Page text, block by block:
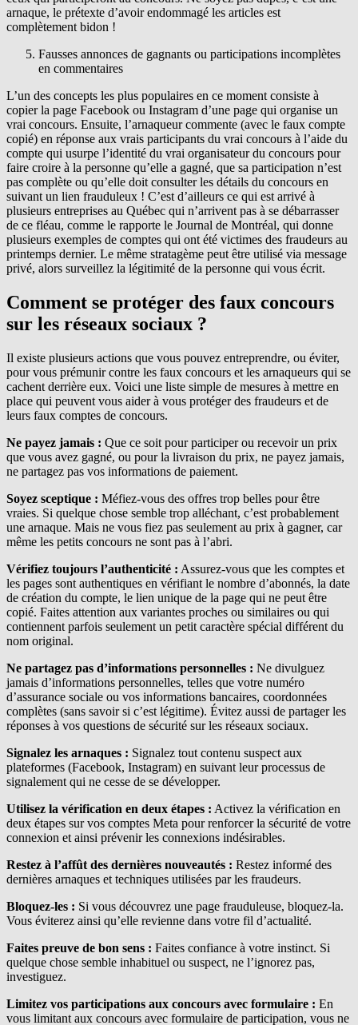
arnaque, le prétexte d’avoir endommagé les articles est
complètement bidon !
Fausses annonces de gagnants ou participations incomplètes
en commentaires
L’un des concepts les plus populaires en ce moment consiste à
copier la page Facebook ou Instagram d’une page qui organise un
vrai concours. Ensuite, l’arnaqueur commente (avec le faux compte
copié) en réponse aux vrais participants du vrai concours à l’aide du
compte qui usurpe l’identité du vrai organisateur du concours pour
faire croire à la personne qu’elle a gagné, que sa participation n’est
pas complète ou qu’elle doit consulter les détails du concours en
suivant un lien frauduleux ! C’est d’ailleurs ce qui est arrivé à
plusieurs entreprises au Québec qui n’arrivent pas à se débarrasser
de ce fléau, comme le rapporte le Journal de Montréal, qui donne
plusieurs exemples de comptes qui ont été victimes des fraudeurs au
printemps dernier. Le même stratagème peut être utilisé via message
privé, alors surveillez la légitimité de la personne qui vous écrit.
Comment se protéger des faux concours
sur les réseaux sociaux ?
Il existe plusieurs actions que vous pouvez entreprendre, ou éviter,
pour vous prémunir contre les faux concours et les arnaqueurs qui se
cachent derrière eux. Voici une liste simple de mesures à mettre en
place qui peuvent vous aider à vous protéger des fraudeurs et de
leurs faux comptes de concours.
Ne payez jamais : Que ce soit pour participer ou recevoir un prix
que vous avez gagné, ou pour la livraison du prix, ne payez jamais,
ne partagez pas vos informations de paiement.
Soyez sceptique : Méfiez-vous des offres trop belles pour être
vraies. Si quelque chose semble trop alléchant, c’est probablement
une arnaque. Mais ne vous fiez pas seulement au prix à gagner, car
même les petits concours ne sont pas à l’abri.
Vérifiez toujours l’authenticité : Assurez-vous que les comptes et
les pages sont authentiques en vérifiant le nombre d’abonnés, la date
de création du compte, le lien unique de la page qui ne peut être
copié. Faites attention aux variantes proches ou similaires ou qui
contiennent parfois seulement un petit caractère spécial différent du
nom original.
Ne partagez pas d’informations personnelles : Ne divulguez
jamais d’informations personnelles, telles que votre numéro
d’assurance sociale ou vos informations bancaires, coordonnées
complètes (sans savoir si c’est légitime). Évitez aussi de partager les
réponses à vos questions de sécurité sur les réseaux sociaux.
Signalez les arnaques : Signalez tout contenu suspect aux
plateformes (Facebook, Instagram) en suivant leur processus de
signalement qui ne cesse de se développer.
Utilisez la vérification en deux étapes : Activez la vérification en
deux étapes sur vos comptes Meta pour renforcer la sécurité de votre
connexion et ainsi prévenir les connexions indésirables.
Restez à l’affût des dernières nouveautés : Restez informé des
dernières arnaques et techniques utilisées par les fraudeurs.
Bloquez-les : Si vous découvrez une page frauduleuse, bloquez-la.
Vous éviterez ainsi qu’elle revienne dans votre fil d’actualité.
Faites preuve de bon sens : Faites confiance à votre instinct. Si
quelque chose semble inhabituel ou suspect, ne l’ignorez pas,
investiguez.
Limitez vos participations aux concours avec formulaire : En
vous limitant aux concours avec formulaire de participation, vous ne